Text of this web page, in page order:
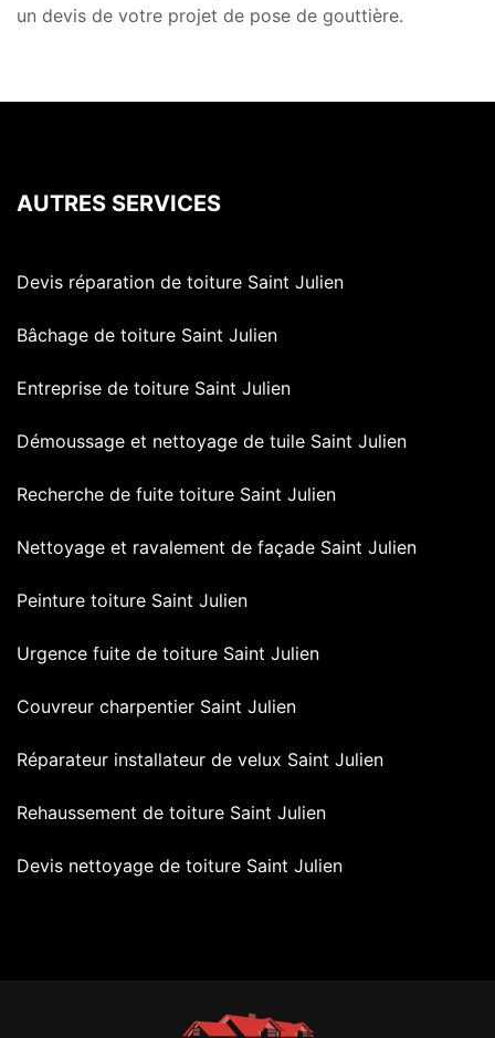
un devis de votre projet de pose de gouttière.
AUTRES SERVICES
Devis réparation de toiture Saint Julien
Bâchage de toiture Saint Julien
Entreprise de toiture Saint Julien
Démoussage et nettoyage de tuile Saint Julien
Recherche de fuite toiture Saint Julien
Nettoyage et ravalement de façade Saint Julien
Peinture toiture Saint Julien
Urgence fuite de toiture Saint Julien
Couvreur charpentier Saint Julien
Réparateur installateur de velux Saint Julien
Rehaussement de toiture Saint Julien
Devis nettoyage de toiture Saint Julien